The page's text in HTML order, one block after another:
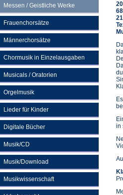
Messen / Geistliche Werke
Frauenchorsätze
Männerchorsätze
Chormusik in Einzelausgaben
Musicals / Oratorien
Orgelmusik
Lieder für Kinder
Digitale Bücher
Musik/CD
Musik/Download
Musikwissenschaft
in